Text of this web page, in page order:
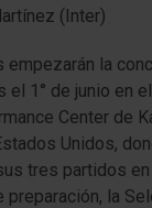
(Inter)
la
el 1° de junio en
Center de
Unidos,
tres partidos en
preparación, la